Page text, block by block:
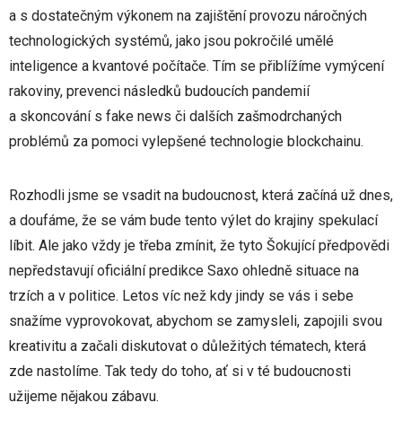
a s dostatečným výkonem na zajištění provozu náročných
technologických systémů, jako jsou pokročilé umělé
inteligence a kvantové počítače. Tím se přiblížíme vymýcení
rakoviny, prevenci následků budoucích pandemií
a skoncování s fake news či dalších zašmodrchaných
problémů za pomoci vylepšené technologie blockchainu.
Rozhodli jsme se vsadit na budoucnost, která začíná už dnes,
a doufáme, že se vám bude tento výlet do krajiny spekulací
líbit. Ale jako vždy je třeba zmínit, že tyto Šokující předpovědi
nepředstavují oficiální predikce Saxo ohledně situace na
trzích a v politice. Letos víc než kdy jindy se vás i sebe
snažíme vyprovokovat, abychom se zamysleli, zapojili svou
kreativitu a začali diskutovat o důležitých tématech, která
zde nastolíme. Tak tedy do toho, ať si v té budoucnosti
užijeme nějakou zábavu.